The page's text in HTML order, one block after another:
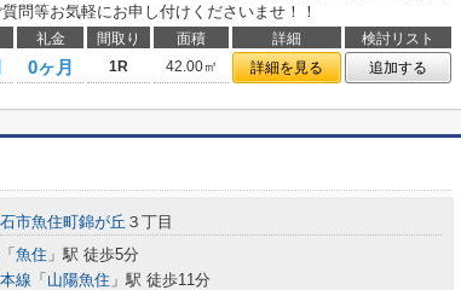
問等お気軽にお申し付けくださいませ！！
礼金 間取り 面積 詳細
検討リスト
0ヶ月 1R 42.00㎡ 詳細を見る 追加する
市魚住町錦が丘 ３丁目
「 魚住 」駅 徒歩5分
線 「 山陽魚住 」駅 徒歩11分